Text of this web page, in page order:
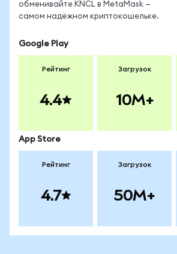
обменивайте KNCL в MetaMask —
самом надёжном криптокошельке.
Google Play
Рейтинг
4.4
Загрузок
10M+
App Store
Рейтинг
4.7
Загрузок
50M+